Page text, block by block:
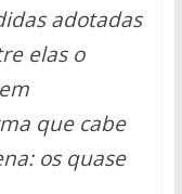
adotadas
elas o
que cabe
os quase